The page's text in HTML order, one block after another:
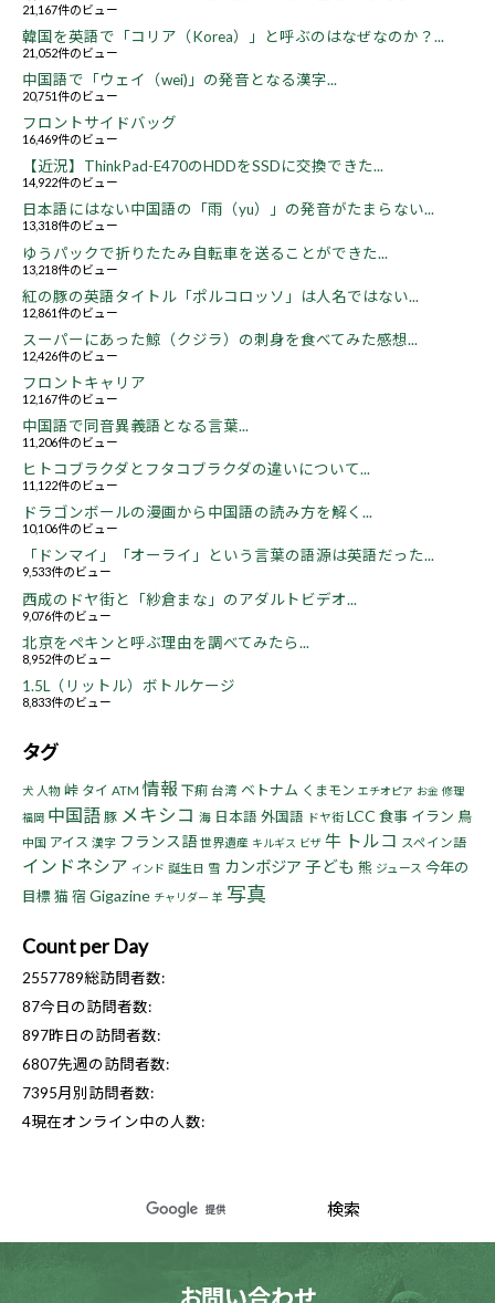
21,167件のビュー
韓国を英語で「コリア（Korea）」と呼ぶのはなぜなのか？...
21,052件のビュー
中国語で「ウェイ（wei)」の発音となる漢字...
20,751件のビュー
フロントサイドバッグ
16,469件のビュー
【近況】ThinkPad-E470のHDDをSSDに交換できた...
14,922件のビュー
日本語にはない中国語の「雨（yu）」の発音がたまらない...
13,318件のビュー
ゆうパックで折りたたみ自転車を送ることができた...
13,218件のビュー
紅の豚の英語タイトル「ポルコロッソ」は人名ではない...
12,861件のビュー
スーパーにあった鯨（クジラ）の刺身を食べてみた感想...
12,426件のビュー
フロントキャリア
12,167件のビュー
中国語で同音異義語となる言葉...
11,206件のビュー
ヒトコブラクダとフタコブラクダの違いについて...
11,122件のビュー
ドラゴンボールの漫画から中国語の読み方を解く...
10,106件のビュー
「ドンマイ」「オーライ」という言葉の語源は英語だった...
9,533件のビュー
西成のドヤ街と「紗倉まな」のアダルトビデオ...
9,076件のビュー
北京をペキンと呼ぶ理由を調べてみたら...
8,952件のビュー
1.5L（リットル）ボトルケージ
8,833件のビュー
タグ
犬 人物 峠 タイ ATM 情報 下痢 台湾 ベトナム くまモン エチオピア お金 修理
福岡 中国語 豚 メキシコ 海 日本語 外国語 ドヤ街 LCC 食事 イラン 鳥
中国 アイス 漢字 フランス語 世界遺産 キルギス ビザ 牛 トルコ スペイン語
インドネシア インド 誕生日 雪 カンボジア 子ども 熊 ジュース 今年の
目標猫宿 Gigazine チャリダー 羊 写真
Count per Day
2557789総訪問者数:
87今日の訪問者数:
897昨日の訪問者数:
6807先週の訪問者数:
7395月別訪問者数:
4現在オンライン中の人数: